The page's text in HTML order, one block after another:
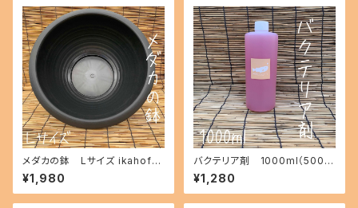
メダカの鉢 Lサイズ ikahoff
BE-0801-20970-a
¥1,980
バクテリア剤 1000ml（500m
l×2本） ikahoff BJ-0801-20
975-a
¥1,280